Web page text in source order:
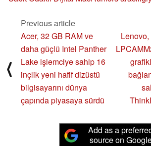
⟨
Previous article
Acer, 32 GB RAM ve
daha güçlü Intel Panther
Lake işlemciye sahip 16
inçlik yeni hafif dizüstü
bilgisayarını dünya
çapında piyasaya sürdü
Add as a
source on